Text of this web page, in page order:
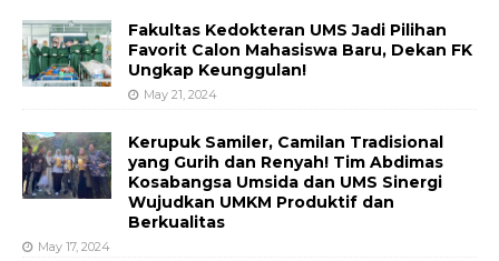
Fakultas Kedokteran UMS Jadi Pilihan
Favorit Calon Mahasiswa Baru, Dekan FK
Ungkap Keunggulan!
May 21, 2024
Kerupuk Samiler, Camilan Tradisional
yang Gurih dan Renyah! Tim Abdimas
Kosabangsa Umsida dan UMS Sinergi
Wujudkan UMKM Produktif dan
Berkualitas
May 17, 2024